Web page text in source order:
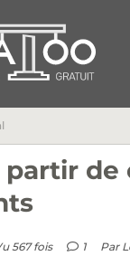
partir de
567 fois 1 Par